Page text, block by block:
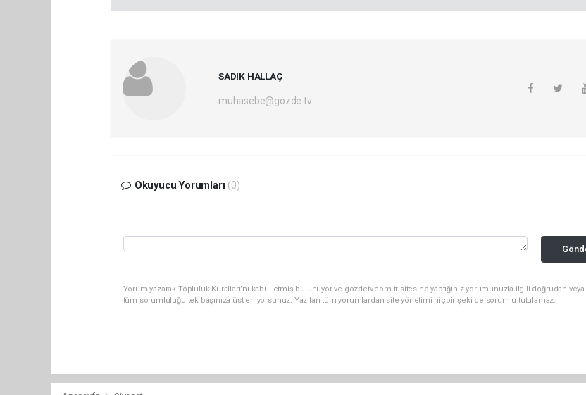
SADIK HALLAÇ
muhasebe@gozde.tv
Okuyucu Yorumları (0)
Yorum yazarak Topluluk Kuralları’nı kabul etmiş bulunuyor ve gozdetv.com.tr sitesine yaptığınız yorumunuzla ilgili doğrudan veya
tüm sorumluluğu tek başınıza üstleniyorsunuz. Yazılan tüm yorumlardan site yönetimi hiçbir şekilde sorumlu tutulamaz.